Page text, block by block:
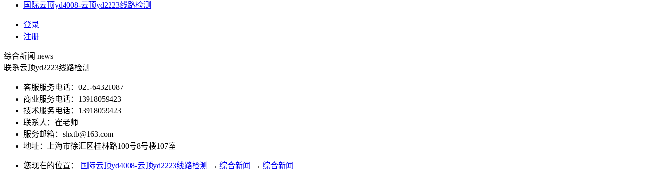
国际云顶yd4008-云顶yd2223线路检测
登录
注册
综合新闻 news
联系云顶yd2223线路检测
客服服务电话：021-64321087
商业服务电话：13918059423
技术服务电话：13918059423
联系人：崔老师
服务邮箱： shxtb@163.com
地址：上海市徐汇区桂林路100号8号楼107室
您现在的位置： 国际云顶yd4008-云顶yd2223线路检测 → 综合新闻 → 综合新闻